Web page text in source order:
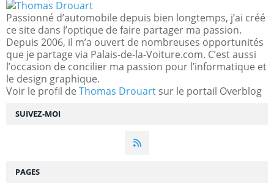
SUIVEZ-MOI
Passionné d’automobile depuis bien longtemps, j’ai créé
ce site dans l’optique de faire partager ma passion.
Depuis 2006, il m’a ouvert de nombreuses opportunités
que je partage via Palais-de-la-Voiture.com. C’est aussi
l’occasion de concilier ma passion pour l’informatique et
le design graphique.
Voir le profil de Thomas Drouart sur le portail Overblog
PAGES